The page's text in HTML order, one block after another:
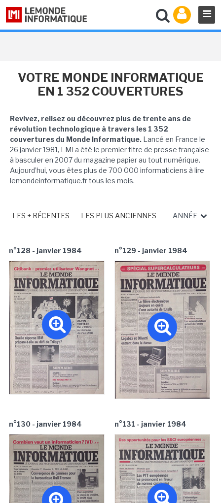
VOTRE MONDE INFORMATIQUE
EN 1 352 COUVERTURES
Revivez, relisez ou découvrez plus de trente ans de
révolution technologique à travers les 1 352
couvertures du Monde Informatique. Lancé en France le
26 janvier 1981, LMI a été le premier titre de presse française
à basculer en 2007 du magazine papier au tout numérique.
Aujourd’hui, vous êtes plus de 700 000 informaticiens à lire
lemondeinformatique.fr tous les mois.
LES + RÉCENTES LES PLUS ANCIENNES ANNÉE
n°128 - janvier 1984 n°129 - janvier 1984
n°130 - janvier 1984 n°131 - janvier 1984